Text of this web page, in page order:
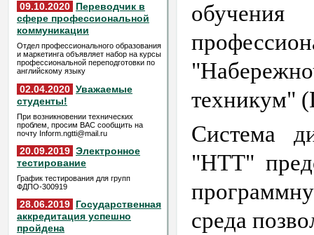
09.10.2020 Переводчик в
сфере профессиональной
коммуникации
Отдел профессионального образования
и маркетинга объявляет набор на курсы
профессиональной переподготовки по
английскому языку
02.04.2020 Уважаемые
студенты!
При возникновении технических
проблем, просим ВАС сообщить на
почту Inform.ngtti@mail.ru
20.09.2019 Электронное
тестирование
График тестирования для групп
ФДПО-300919
28.06.2019 Государственная
аккредитация успешно
пройдена
Система
"НТТ"
среда